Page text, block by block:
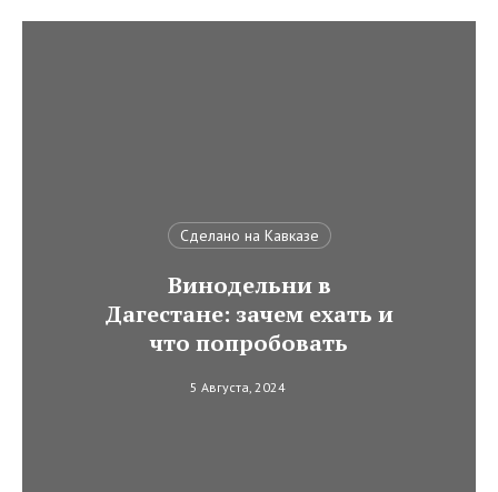
Сделано на Кавказе
Винодельни в
Дагестане: зачем ехать и
что попробовать
5 Августа, 2024